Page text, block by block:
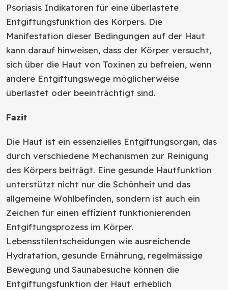
Psoriasis Indikatoren für eine überlastete
Entgiftungsfunktion des Körpers. Die
Manifestation dieser Bedingungen auf der Haut
kann darauf hinweisen, dass der Körper versucht,
sich über die Haut von Toxinen zu befreien, wenn
andere Entgiftungswege möglicherweise
überlastet oder beeinträchtigt sind.
Fazit
Die Haut ist ein essenzielles Entgiftungsorgan, das
durch verschiedene Mechanismen zur Reinigung
des Körpers beiträgt. Eine gesunde Hautfunktion
unterstützt nicht nur die Schönheit und das
allgemeine Wohlbefinden, sondern ist auch ein
Zeichen für einen effizient funktionierenden
Entgiftungsprozess im Körper.
Lebensstilentscheidungen wie ausreichende
Hydratation, gesunde Ernährung, regelmässige
Bewegung und Saunabesuche können die
Entgiftungsfunktion der Haut erheblich